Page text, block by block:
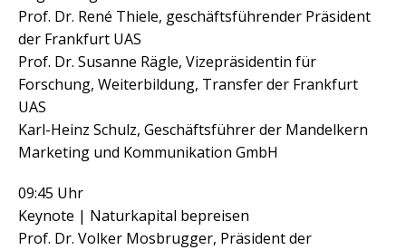
Prof. Dr. René Thiele, geschäftsführender Präsident
der Frankfurt UAS
Prof. Dr. Susanne Rägle, Vizepräsidentin für
Forschung, Weiterbildung, Transfer der Frankfurt
UAS
Karl-Heinz Schulz, Geschäftsführer der Mandelkern
Marketing und Kommunikation GmbH
09:45 Uhr
Keynote | Naturkapital bepreisen
Prof. Dr. Volker Mosbrugger, Präsident der